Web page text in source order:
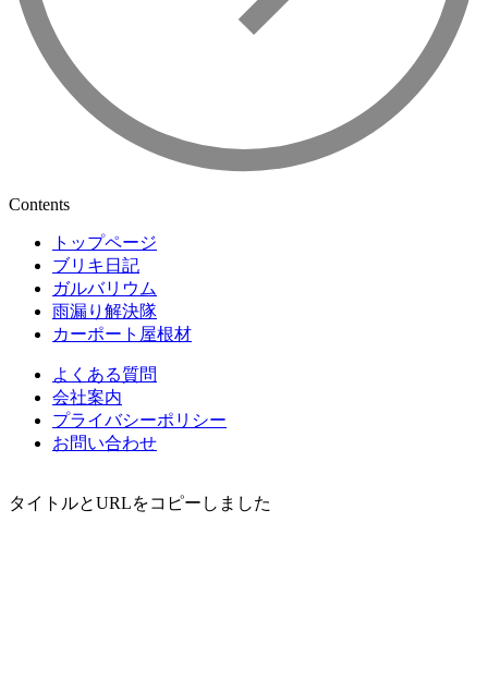
Contents
トップページ
ブリキ日記
ガルバリウム
雨漏り解決隊
カーポート屋根材
よくある質問
会社案内
プライバシーポリシー
お問い合わせ
タイトルとURLをコピーしました